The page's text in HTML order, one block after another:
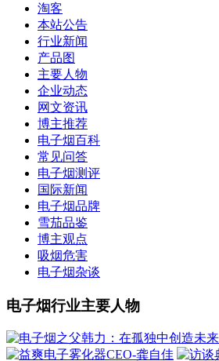
淘客
本站公告
行业新闻
产品图
主要人物
企业动态
网文资讯
博主推荐
电子烟百科
常见问答
电子烟测评
国际新闻
电子烟品牌
雪茄品鉴
博主观点
吸烟危害
电子烟杂谈
电子烟行业主要人物